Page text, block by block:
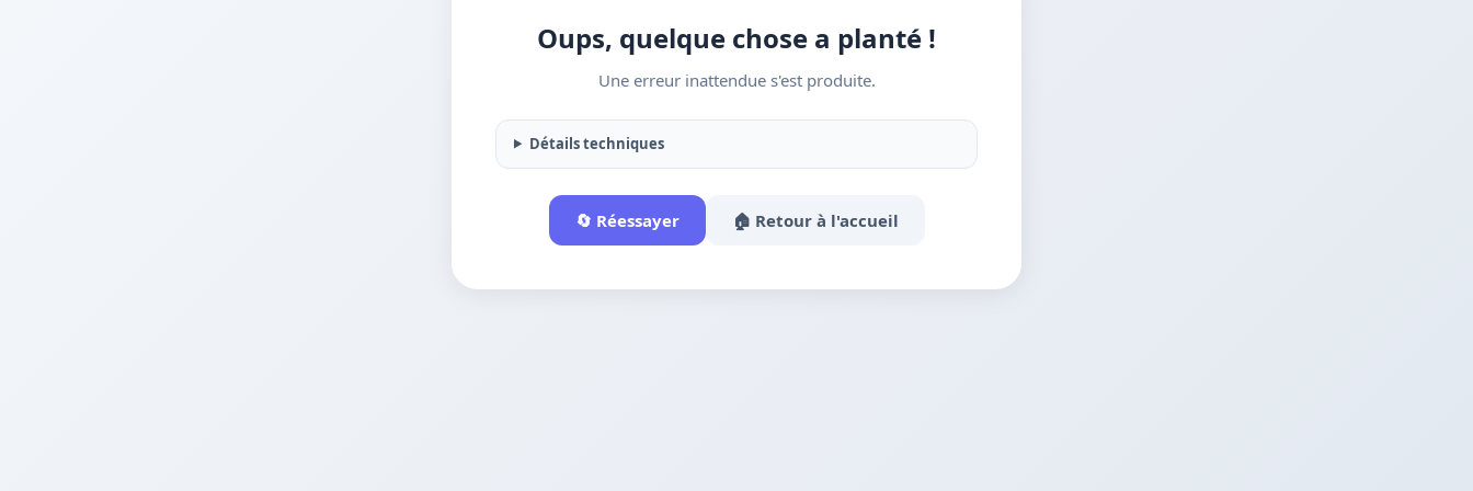
Oups, quelque chose a planté !
Une erreur inattendue s'est produite.
Détails techniques
🔄 Réessayer 🏠 Retour à l'accueil